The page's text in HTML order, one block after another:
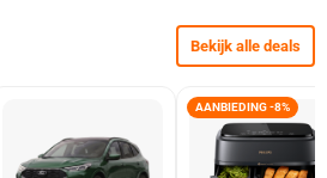
Bekijk alle deals
AANBIEDING -8%